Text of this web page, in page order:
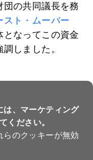
団の共同議長を務
スト・ムーバー
となってこの資金
しました。
は、マーケティング
ください。
のクッキーが無効